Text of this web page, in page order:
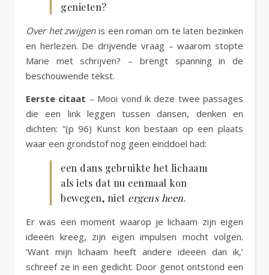
genieten?
Over het zwijgen is een roman om te laten bezinken
en herlezen. De drijvende vraag – waarom stopte
Marie met schrijven? – brengt spanning in de
beschouwende tekst.
Eerste citaat – Mooi vond ik deze twee passages
die een link leggen tussen dansen, denken en
dichten: “(p 96) Kunst kon bestaan op een plaats
waar een grondstof nog geen einddoel had:
een dans gebruikte het lichaam
als iets dat nu eenmaal kon
bewegen, niet ergens heen.
Er was een moment waarop je lichaam zijn eigen
ideeën kreeg, zijn eigen impulsen mocht volgen.
‘Want mijn lichaam heeft andere ideeën dan ik,’
schreef ze in een gedicht. Door genot ontstond een